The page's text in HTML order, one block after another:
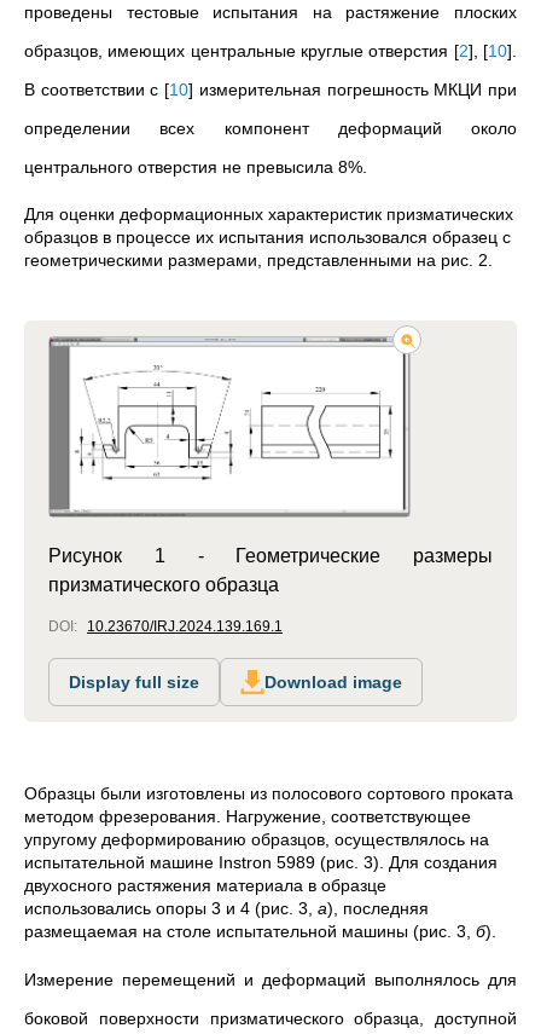
проведены тестовые испытания на растяжение плоских
образцов, имеющих центральные круглые отверстия [2] [10]
В соответствии с [10] измерительная погрешность МКЦИ при
определении всех компонент деформаций около
центрального отверстия не превысила 8%.
Для оценки деформационных характеристик призматических
образцов в процессе их испытания использовался образец с
геометрическими размерами, представленными на рис. 2.
Рисунок 1 - Геометрические размеры
призматического образца
DOI: 10.23670/IRJ.2024.139.169.1
Display full size Download image
Образцы были изготовлены из полосового сортового проката
методом фрезерования. Нагружение, соответствующее
упругому деформированию образцов, осуществлялось на
испытательной машине Instron 5989 (рис. 3). Для создания
двухосного растяжения материала в образце
использовались опоры 3 и 4 (рис. 3, а), последняя
размещаемая на столе испытательной машины (рис. 3, б).
Измерение перемещений и деформаций выполнялось для
боковой поверхности призматического образца, доступной